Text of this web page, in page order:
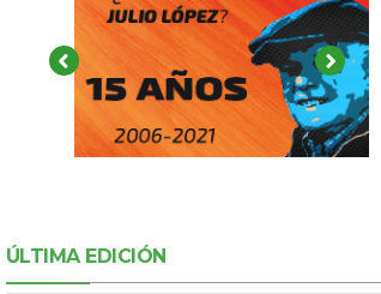
ÚLTIMA EDICIÓN